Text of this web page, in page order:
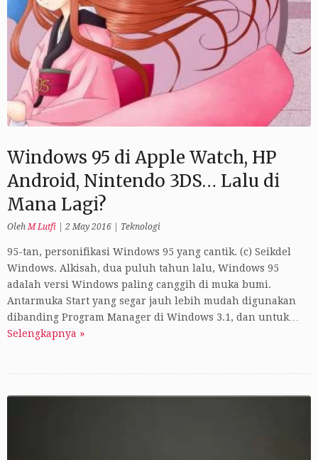
Windows 95 di Apple Watch, HP
Android, Nintendo 3DS… Lalu di
Mana Lagi?
OlehM Lutfi 2 May 2016 Teknologi
95-tan, personifikasi Windows 95 yang cantik. (c) Seikdel
Windows. Alkisah, dua puluh tahun lalu, Windows 95
adalah versi Windows paling canggih di muka bumi.
Antarmuka Start yang segar jauh lebih mudah digunakan
dibanding Program Manager di Windows 3.1, dan untuk…
Selengkapnya »